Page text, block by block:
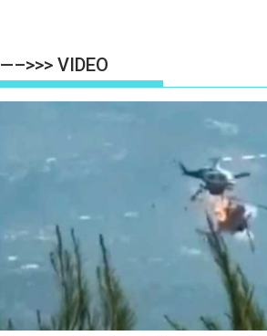
—–>>> VIDEO